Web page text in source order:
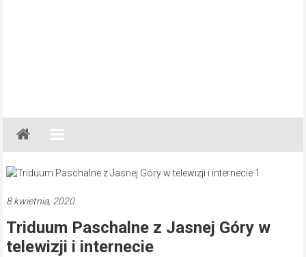
Gazeta
Regionalna
Częstochowa,
Lubliniec,
8 kwietnia, 2020
Triduum Paschalne z Jasnej Góry w
telewizji i internecie